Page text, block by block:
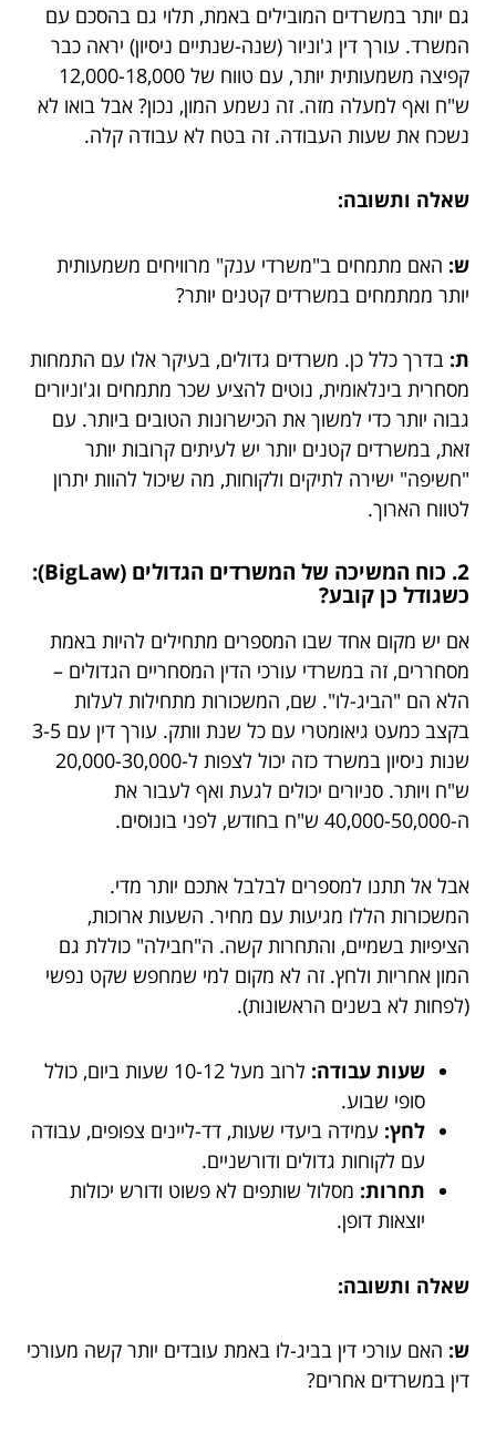
גם יותר במשרדים המובילים באמת, תלוי גם בהסכם עם
המשרד. עורך דין ג'וניור (שנה-שנתיים ניסיון) יראה כבר
קפיצה משמעותית יותר, עם טווח של 12,000-18,000
ש"ח ואף למעלה מזה. זה נשמע המון, נכון? אבל בואו לא
נשכח את שעות העבודה. זה בטח לא עבודה קלה.
שאלה ותשובה:
ש: האם מתמחים ב"משרדי ענק" מרוויחים משמעותית
יותר ממתמחים במשרדים קטנים יותר?
ת: בדרך כלל כן. משרדים גדולים, בעיקר אלו עם התמחות
מסחרית בינלאומית, נוטים להציע שכר מתמחים וג'וניורים
גבוה יותר כדי למשוך את הכישרונות הטובים ביותר. עם
זאת, במשרדים קטנים יותר יש לעיתים קרובות יותר
"חשיפה" ישירה לתיקים ולקוחות, מה שיכול להוות יתרון
לטווח הארוך.
2. כוח המשיכה של המשרדים הגדולים (BigLaw):
כשגודל כן קובע?
אם יש מקום אחד שבו המספרים מתחילים להיות באמת
מסחררים, זה במשרדי עורכי הדין המסחריים הגדולים –
הלא הם "הביג-לו". שם, המשכורות מתחילות לעלות
בקצב כמעט גיאומטרי עם כל שנת וותק. עורך דין עם 3-5
שנות ניסיון במשרד כזה יכול לצפות ל-20,000-30,000
ש"ח ויותר. סניורים יכולים לגעת ואף לעבור את
ה-40,000-50,000 ש"ח בחודש, לפני בונוסים.
אבל אל תתנו למספרים לבלבל אתכם יותר מדי.
המשכורות הללו מגיעות עם מחיר. השעות ארוכות,
הציפיות בשמיים, והתחרות קשה. ה"חבילה" כוללת גם
המון אחריות ולחץ. זה לא מקום למי שמחפש שקט נפשי
(לפחות לא בשנים הראשונות).
שעות עבודה:
לרוב מעל 10-12 שעות ביום, כולל
סופי שבוע.
לחץ: עמידה ביעדי שעות, דד-ליינים צפופים, עבודה
עם לקוחות גדולים ודורשניים.
תחרות: מסלול שותפים לא פשוט ודורש יכולות
יוצאות דופן.
שאלה ותשובה:
ש: האם עורכי דין בביג-לו באמת עובדים יותר קשה מעורכי
דין במשרדים אחרים?